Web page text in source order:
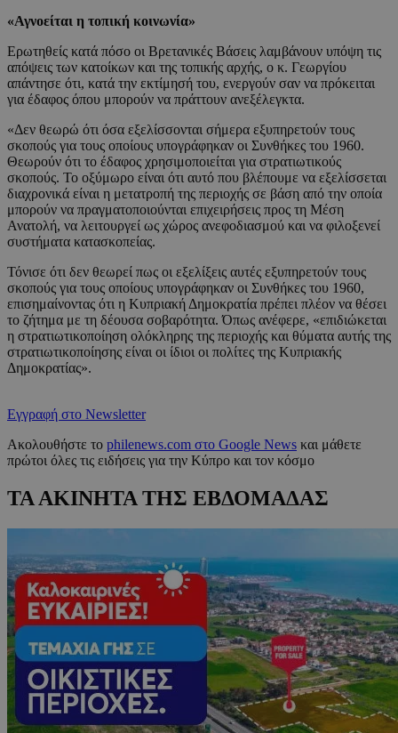
«Αγνοείται η τοπική κοινωνία»
Ερωτηθείς κατά πόσο οι Βρετανικές Βάσεις λαμβάνουν υπόψη τις
απόψεις των κατοίκων και της τοπικής αρχής, ο κ. Γεωργίου
απάντησε ότι, κατά την εκτίμησή του, ενεργούν σαν να πρόκειται
για έδαφος όπου μπορούν να πράττουν ανεξέλεγκτα.
«Δεν θεωρώ ότι όσα εξελίσσονται σήμερα εξυπηρετούν τους
σκοπούς για τους οποίους υπογράφηκαν οι Συνθήκες του 1960.
Θεωρούν ότι το έδαφος χρησιμοποιείται για στρατιωτικούς
σκοπούς. Το οξύμωρο είναι ότι αυτό που βλέπουμε να εξελίσσεται
διαχρονικά είναι η μετατροπή της περιοχής σε βάση από την οποία
μπορούν να πραγματοποιούνται επιχειρήσεις προς τη Μέση
Ανατολή, να λειτουργεί ως χώρος ανεφοδιασμού και να φιλοξενεί
συστήματα κατασκοπείας.
Τόνισε ότι δεν θεωρεί πως οι εξελίξεις αυτές εξυπηρετούν τους
σκοπούς για τους οποίους υπογράφηκαν οι Συνθήκες του 1960,
επισημαίνοντας ότι η Κυπριακή Δημοκρατία πρέπει πλέον να θέσει
το ζήτημα με τη δέουσα σοβαρότητα. Όπως ανέφερε, «επιδιώκεται
η στρατιωτικοποίηση ολόκληρης της περιοχής και θύματα αυτής της
στρατιωτικοποίησης είναι οι ίδιοι οι πολίτες της Κυπριακής
Δημοκρατίας».
Εγγραφή στο Newsletter
Ακολουθήστε το philenews.com στο Google News και μάθετε
πρώτοι όλες τις ειδήσεις για την Κύπρο και τον κόσμο
ΤΑ ΑΚΙΝΗΤΑ ΤΗΣ ΕΒΔΟΜΑΔΑΣ